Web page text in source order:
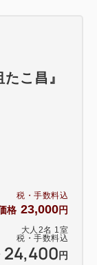
税・手数料込
格 23,000円
大人 2名 1 室
税・手数料込
24,400 円
こ昌』